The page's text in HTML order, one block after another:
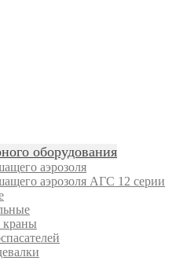
оборудования
аэрозоля
аэрозоля АГС 12 серии